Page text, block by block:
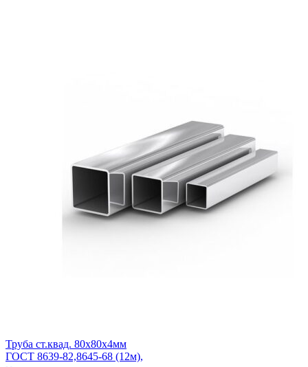
Труба ст.квад. 80х80х4мм
ГОСТ 8639-82,8645-68 (12м),